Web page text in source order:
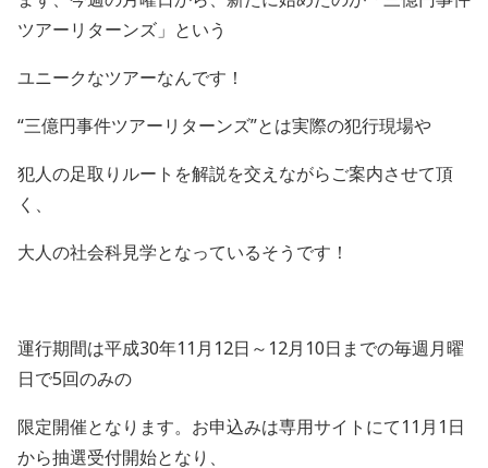
ツアーリターンズ」という
ユニークなツアーなんです！
“三億円事件ツアーリターンズ”とは実際の犯行現場や
犯人の足取りルートを解説を交えながらご案内させて頂
く、
大人の社会科見学となっているそうです！
運行期間は平成30年11月12日～12月10日までの毎週月曜
日で5回のみの
限定開催となります。お申込みは専用サイトにて11月1日
から抽選受付開始となり、